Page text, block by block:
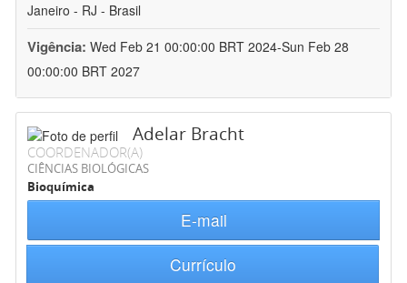
Janeiro - RJ - Brasil
Vigência: Wed Feb 21 00:00:00 BRT 2024-Sun Feb 28
00:00:00 BRT 2027
Adelar Bracht
COORDENADOR(A)
CIÊNCIAS BIOLÓGICAS
Bioquímica
E-mail
Currículo